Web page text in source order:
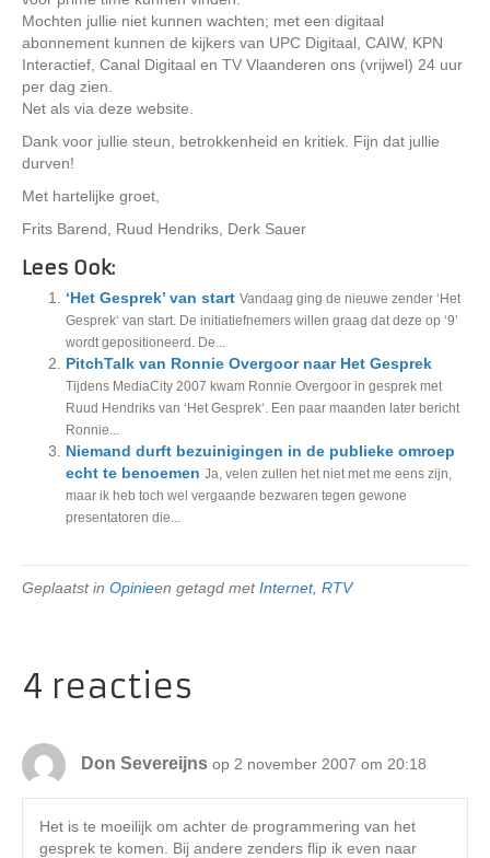
Mochten jullie niet kunnen wachten; met een digitaal
abonnement kunnen de kijkers van UPC Digitaal, CAIW, KPN
Interactief, Canal Digitaal en TV Vlaanderen ons (vrijwel) 24 uur
per dag zien.
Net als via deze website.
Dank voor jullie steun, betrokkenheid en kritiek. Fijn dat jullie
durven!
Met hartelijke groet,
Frits Barend, Ruud Hendriks, Derk Sauer
Lees Ook:
‘Het Gesprek’ van start Vandaag ging de nieuwe zender ‘Het
Gesprek‘ van start. De initiatiefnemers willen graag dat deze op ‘9’
wordt gepositioneerd. De...
PitchTalk van Ronnie Overgoor naar Het Gesprek
Tijdens MediaCity 2007 kwam Ronnie Overgoor in gesprek met
Ruud Hendriks van ‘Het Gesprek‘. Een paar maanden later bericht
Ronnie...
Niemand durft bezuinigingen in de publieke omroep
echt te benoemen Ja, velen zullen het niet met me eens zijn,
maar ik heb toch wel vergaande bezwaren tegen gewone
presentatoren die...
Geplaatst in Opinieen getagd metInternet, RTV
4 reacties
Don Severeijns op 2 november 2007 om 20:18
Het is te moeilijk om achter de programmering van het
gesprek te komen. Bij andere zenders flip ik even naar